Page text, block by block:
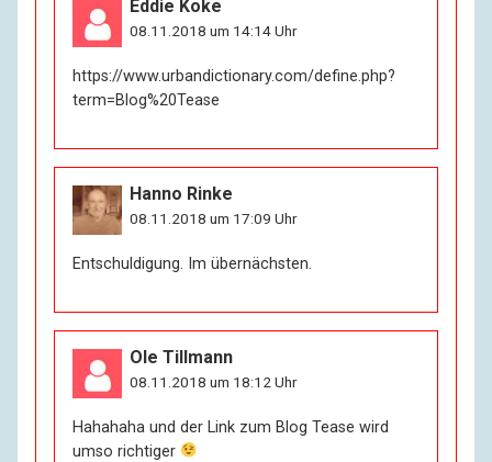
Eddie Koke
08.11.2018 um 14:14 Uhr
https://www.urbandictionary.com/define.php?
term=Blog%20Tease
Hanno Rinke
08.11.2018 um 17:09 Uhr
Entschuldigung. Im übernächsten.
Ole Tillmann
08.11.2018 um 18:12 Uhr
Hahahaha und der Link zum Blog Tease wird
umso richtiger